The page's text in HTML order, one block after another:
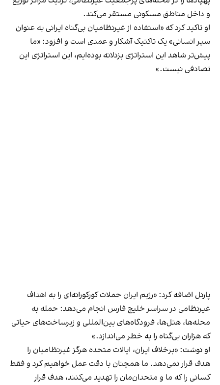
و داخل مناطق مسکونی مستقر می‌کند.
او تاکید کرد که «استفاده از غیرنظامیان بی‌گناه ایرانی به عنوان
سپر انسانی» یک تاکتیک آشکار و عمدی است ‌و افزود: «ما
پیش‌تر شاهد این استراتژی بزدلانه بوده‌ایم، این استراتژی این
تصادفی نیست.»
پارنل اضافه کرد: «رژیم ایران حملات کورکورانه‌ای را به اهداف
غیرنظامی در سراسر خلیج فارس انجام می‌دهد: حمله به
محله‌ها، هتل‌ها، فرودگاه‌های بین‌المللی و زیرساخت‌های حیاتی
که هزاران بی‌گناه را به خطر می‌اندازد.»
او نوشت: «برخلاف ایران، ایالات متحده هرگز غیرنظامیان را
هدف قرار نمی‌دهد. ما همچنان با دقت عمل خواهیم کرد و فقط
کسانی را که ما و متحدان‌مان را تهدید می‌کنند، هدف قرار